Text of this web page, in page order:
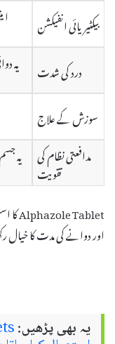
بیکٹیریائی انفیکشن
درد کی شدت
یہ
سوزش کے علاج
مدافعتی نظام کی
تقویت
یہ
Alphazole Tablet کا استعمال ہمیشہ طبی ماہر کے مشورے سے کرنا چاہئے،
اور دوانے کی مدت کا خیال
یہ بھی پڑھیں: